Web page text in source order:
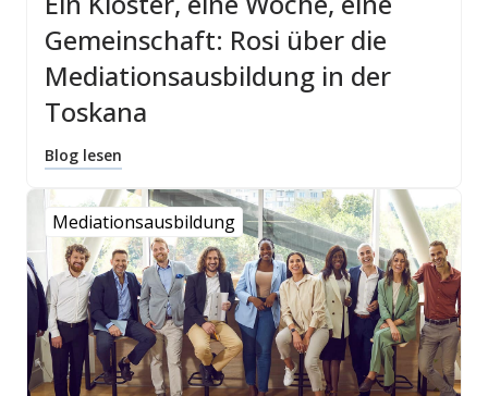
Gemeinschaft: Rosi über die
Mediationsausbildung in der
Toskana
Blog lesen
Mediationsausbildung